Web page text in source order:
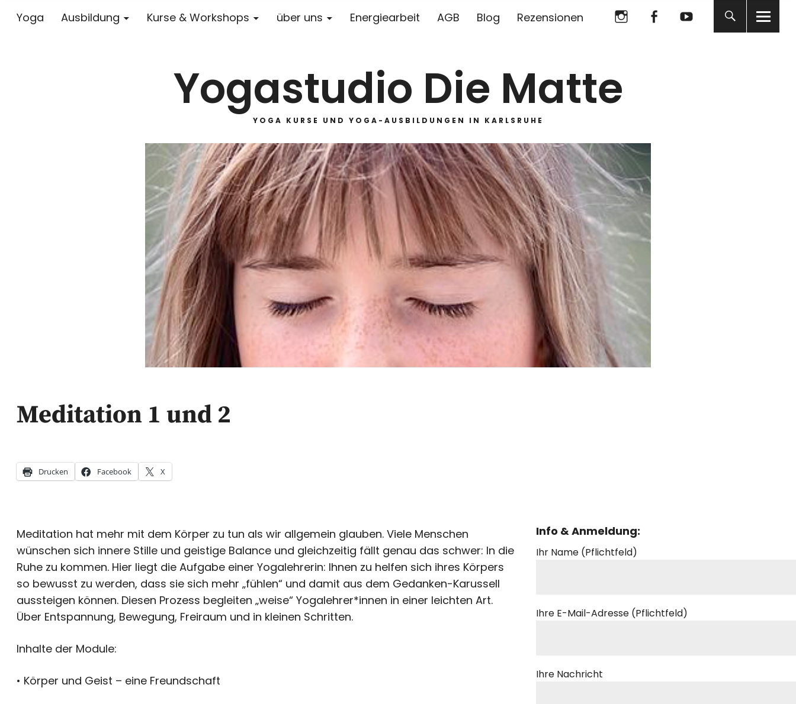
Yoga Ausbildung Kurse & Workshops über uns Energiearbeit AGB Blog Rezensionen
Yogastudio Die Matte
YOGA KURSE UND YOGA-AUSBILDUNGEN IN KARLSRUHE
InstagramFacebook
Meditation 1 und 2
Drucken Facebook X
Meditation hat mehr mit dem Körper zu tun als wir allgemein glauben. Viele Menschen
wünschen sich innere Stille und geistige Balance und gleichzeitig fällt genau das schwer: In die
Ruhe zu kommen. Hier liegt die Aufgabe einer Yogalehrerin: Ihnen zu helfen sich ihres Körpers
so bewusst zu werden, dass sie sich mehr „fühlen“ und damit aus dem Gedanken-Karussell
aussteigen können. Diesen Prozess begleiten „weise“ Yogalehrer*innen in einer leichten Art.
Über Entspannung, Bewegung, Freiraum und in kleinen Schritten.
Inhalte der Module:
• Körper und Geist – eine Freundschaft
Info & Anmeldung:
Ihr Name (Pflichtfeld)
Ihre E-Mail-Adresse (Pflichtfeld)
Ihre Nachricht